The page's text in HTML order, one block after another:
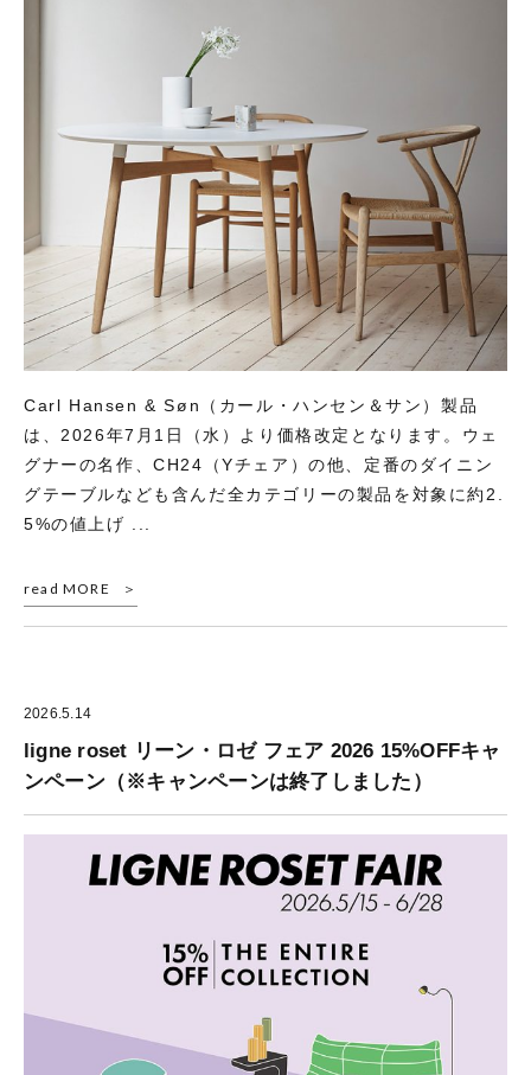
Carl Hansen & Søn（カール・ハンセン＆サン）製品
は、2026年7月1日（水）より価格改定となります。ウェ
グナーの名作、CH24（Yチェア）の他、定番のダイニン
グテーブルなども含んだ全カテゴリーの製品を対象に約2.
5%の値上げ ...
read MORE
2026.5.14
ligne roset リーン・ロゼ フェア 2026 15%OFFキャ
ンペーン（※キャンペーンは終了しました）